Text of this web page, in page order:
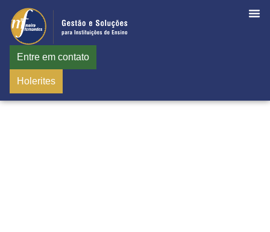
Entre em contato
Holerites